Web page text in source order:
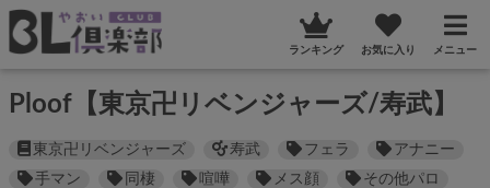
ランキング お気に入り メニュー
Ploof【東京卍リベンジャーズ/寿武】
東京卍リベンジャーズ 寿武 フェラ
アナニー
手マン
同棲 喧嘩 メス顔
その他パロ